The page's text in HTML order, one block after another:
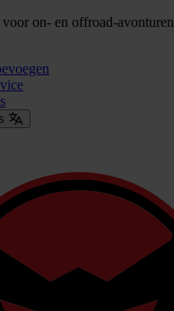
voor on- en offroad-avonturen